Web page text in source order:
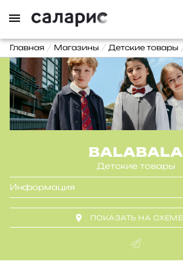
Главная Магазины Детские товары
BALABALA
Детские товары
Информация
ПОКАЗАТЬ НА